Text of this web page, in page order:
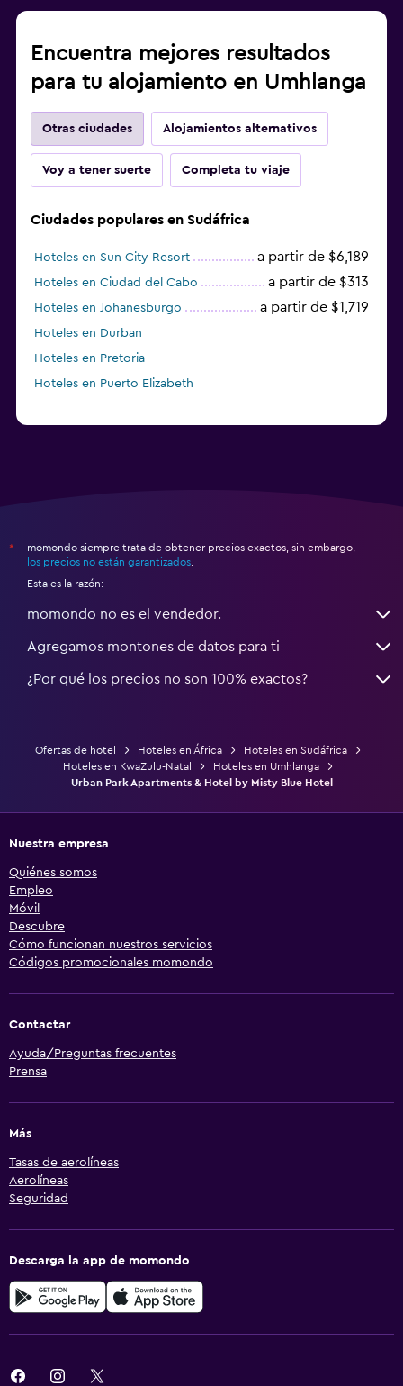
Encuentra mejores resultados
para tu alojamiento en Umhlanga
Otras ciudades Alojamientos alternativos
Voy a tener suerte Completa tu viaje
Ciudades populares en Sudáfrica
Hoteles en Sun City Resort a partir de $6,189
Hoteles en Ciudad del Cabo a partir de $313
Hoteles en Johanesburgo a partir de $1,719
Hoteles en Durban
Hoteles en Pretoria
Hoteles en Puerto Elizabeth
*
momondo siempre trata de obtener precios exactos, sin embargo,
los precios no están garantizados
Esta es la razón:
momondo no es el vendedor.
Agregamos montones de datos para ti
¿Por qué los precios no son 100% exactos?
Ofertas de hotel Hoteles en África
Hoteles en Sudáfrica
Hoteles en KwaZulu-Natal
Hoteles en Umhlanga
Urban Park Apartments & Hotel by Misty Blue Hotel
Nuestra empresa
Quiénes somos
Empleo
Móvil
Descubre
Cómo funcionan nuestros servicios
Códigos promocionales momondo
Contactar
Ayuda/Preguntas frecuentes
Prensa
Más
Tasas de aerolíneas
Aerolíneas
Seguridad
Descarga la app de momondo